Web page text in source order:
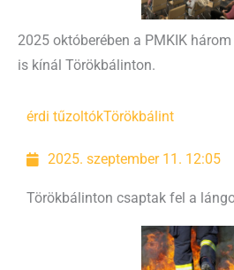
2025 októberében a PMKIK
is kínál Törökbálinton.
érdi tűzoltókTörökbálint
2025. szeptember 11. 12:05
Törökbálinton csaptak fel a